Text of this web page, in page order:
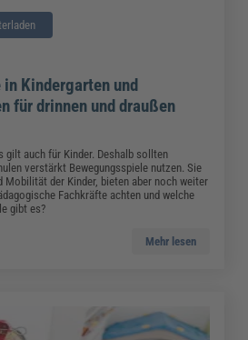
Kindergarten und
für drinnen und draußen
gilt auch für Kinder. Deshalb sollten
verstärkt Bewegungsspiele nutzen. Sie
Mobilität der Kinder, bieten aber noch weiter
Fachkräfte achten und welche
gibt es?
Mehr lesen